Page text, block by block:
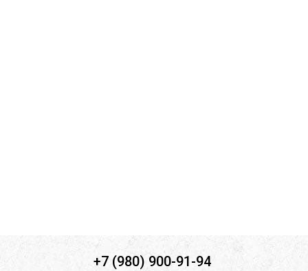
+7 (980) 900-91-94